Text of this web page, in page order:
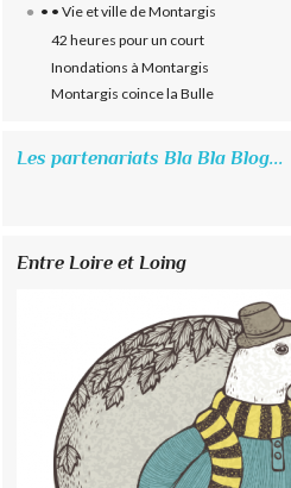
• • Vie et ville de Montargis
42 heures pour un court
Inondations à Montargis
Montargis coince la Bulle
Les partenariats Bla Bla Blog...
Entre Loire et Loing